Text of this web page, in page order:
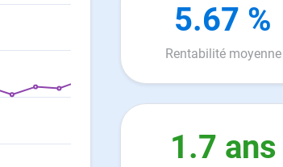
5.67 %
Rentabilité moyenne
1.7 ans